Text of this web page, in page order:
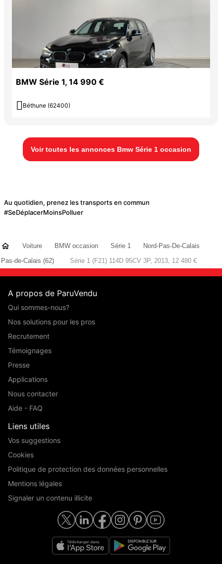
BMW Série 1, 14 990 €
 Béthune (62400)
Voir toutes les annonces Bmw Série 1 occasion
Au quotidien, prenez les transports en commun
#SeDéplacerMoinsPolluer
Voiture BMW occasion Série 1
Nord-Pas-De-Calais
Pas-de-Calais (62)
Série 1 (F21) 114D 95CV 3P, 2013, 12 480 €
A propos de ParuVendu
Qui sommes-nous?
Nos solutions pour les pros
Recrutement
Témoignages
Presse
Applications
Nous contacter
Aide - FAQ
Liens utiles
Vos suggestions
Cookies
Politique de protection des données personnelles
Mentions légales
Signaler un contenu illicite